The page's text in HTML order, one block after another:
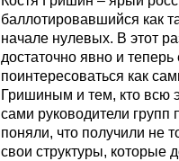
баллотировавшийся как
начале нулевых. В этот
достаточно явно и
поинтересоваться как
Гришиным и тем, кто всю
сами руководители
поняли, что получили не
свои структуры, которые